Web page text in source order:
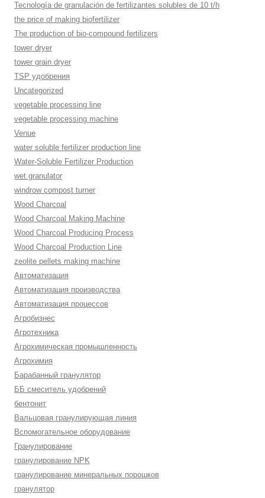
Tecnología de granulación de fertilizantes solubles de 10 t/h
the price of making biofertilizer
The production of bio-compound fertilizers
tower dryer
tower grain dryer
TSP удобрения
Uncategorized
vegetable processing line
vegetable processing machine
Venue
water soluble fertilizer production line
Water-Soluble Fertilizer Production
wet granulator
windrow compost turner
Wood Charcoal
Wood Charcoal Making Machine
Wood Charcoal Producing Process
Wood Charcoal Production Line
zeolite pellets making machine
Автоматизация
Автоматизация производства
Автоматизация процессов
Агробизнес
Агротехника
Агрохимическая промышленность
Агрохимия
Барабанный гранулятор
ББ смеситель удобрений
бентонит
Вальцовая гранулирующая линия
Вспомогательное оборудование
Гранулирование
гранулирование NPK
гранулирование минеральных порошков
гранулятор